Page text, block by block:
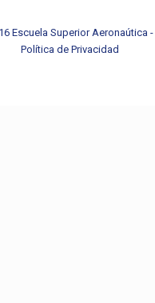
Escuela Superior Aeronaútica -
Política de Privacidad